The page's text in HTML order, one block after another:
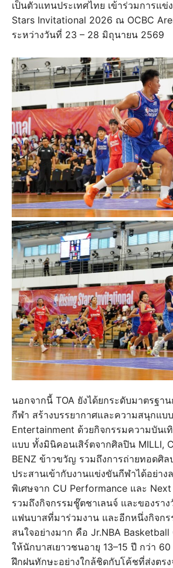
เป็นตัวแทนประเทศไทย เข้าร่วมการแข่
Stars Invitational 2026 ณ OCBC
ระหว่างวันที่ 23 – 28 มิถุนายน 2569
นอกจากนี้ TOA ยังได้ยกระดับมาตรฐา
กีฬา สร้างบรรยากาศและความสนุกแบ
Entertainment ด้วยกิจกรรมความบันเ
แบบ ทั้งมินิคอนเสิร์ตจากศิลปิน MILLI,
BENZ ข้าวขวัญ รวมถึงการถ่ายทอดศิ
ประสานเข้ากับงานแข่งขันกีฬาได้อย่าง
พิเศษจาก CU Performance และ
รวมถึงกิจกรรมชู๊ตชาเลนจ์ และของรา
แฟนบาสที่มาร่วมงาน และอีกหนึ่งกิจก
สนใจอย่างมาก คือ Jr.NBA
ให้นักบาสเยาวชนอายุ 13–15 ปี กว่า
ฝึกฝนทักษะอย่างใกล้ชิดกับโค้ชที่ส่งตร